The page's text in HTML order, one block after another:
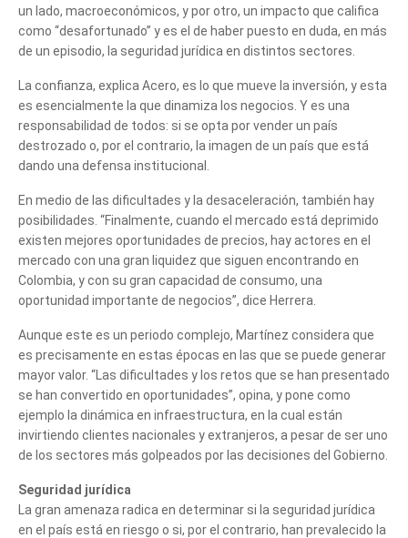
can we help you?
un lado, macroeconómicos, y por otro, un impacto que califica
como “desafortunado” y es el de haber puesto en duda, en más
de un episodio, la seguridad jurídica en distintos sectores.
La confianza, explica Acero, es lo que mueve la inversión, y esta
es esencialmente la que dinamiza los negocios. Y es una
responsabilidad de todos: si se opta por vender un país
destrozado o, por el contrario, la imagen de un país que está
dando una defensa institucional.
En medio de las dificultades y la desaceleración, también hay
posibilidades. “Finalmente, cuando el mercado está deprimido
existen mejores oportunidades de precios, hay actores en el
mercado con una gran liquidez que siguen encontrando en
Colombia, y con su gran capacidad de consumo, una
oportunidad importante de negocios”, dice Herrera.
Aunque este es un periodo complejo, Martínez considera que
es precisamente en estas épocas en las que se puede generar
mayor valor. “Las dificultades y los retos que se han presentado
se han convertido en oportunidades”, opina, y pone como
ejemplo la dinámica en infraestructura, en la cual están
invirtiendo clientes nacionales y extranjeros, a pesar de ser uno
de los sectores más golpeados por las decisiones del Gobierno.
Seguridad jurídica
La gran amenaza radica en determinar si la seguridad jurídica
en el país está en riesgo o si, por el contrario, han prevalecido la